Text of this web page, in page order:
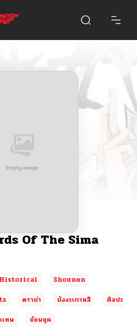
Of The Sima
Historical
Shounen
ดราม่า มังงะเกาหลี
ศิลปะ
เทพ
ย้อนยุค